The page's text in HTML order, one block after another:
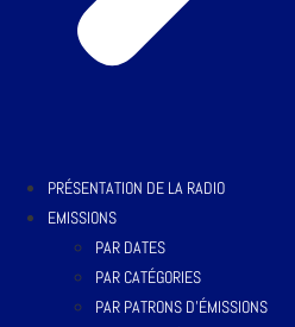
PRÉSENTATION DE LA RADIO
EMISSIONS
PAR DATES
PAR CATÉGORIES
PAR PATRONS D’ÉMISSIONS